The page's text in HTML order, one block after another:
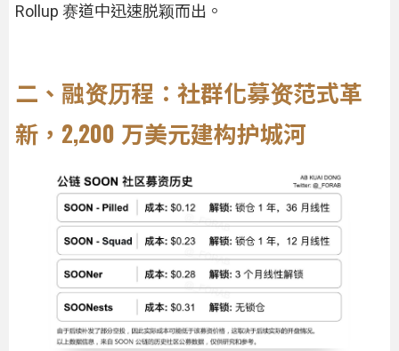
Rollup 赛道中迅速脱颖而出。
二、融资历程：社群化募资范式革
新，2,200 万美元建构护城河